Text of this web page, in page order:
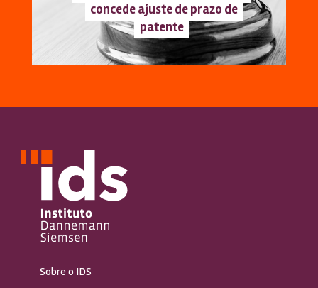
concede ajuste de prazo de
patente
Sobre o IDS